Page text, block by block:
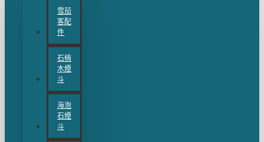
雪茄
客配
件
石楠
木煙
斗
海泡
石煙
斗